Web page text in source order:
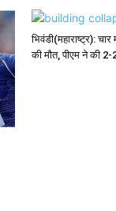
भिवंडी(महाराष्ट्र):
की मौत, पीएम ने की